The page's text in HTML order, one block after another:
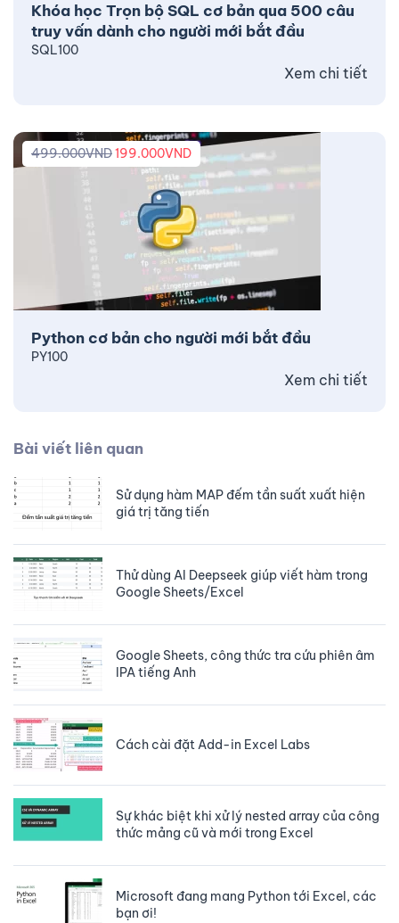
Khóa học Trọn bộ SQL cơ bản qua 500 câu
truy vấn dành cho người mới bắt đầu
SQL100
Xem chi tiết
Python cơ bản cho người mới bắt đầu
499.000VND199.000VND
PY100
Xem chi tiết
Bài viết liên quan
Sử dụng hàm MAP đếm tần suất xuất hiện
giá trị tăng tiến
Thử dùng AI Deepseek giúp viết hàm trong
Google Sheets/Excel
Google Sheets, công thức tra cứu phiên âm
IPA tiếng Anh
Cách cài đặt Add-in Excel Labs
Sự khác biệt khi xử lý nested array của công
thức mảng cũ và mới trong Excel
Microsoft đang mang Python tới Excel, các
bạn ơi!